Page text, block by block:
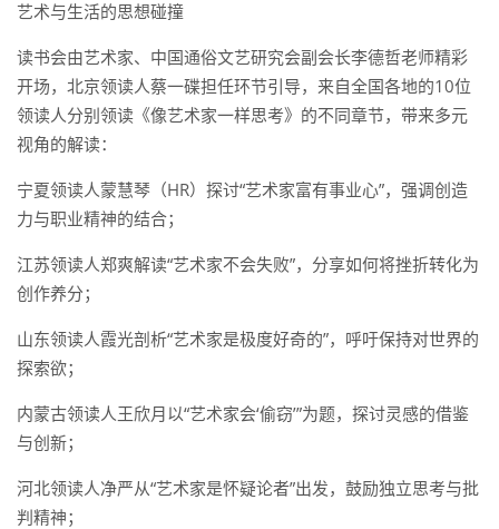
艺术与生活的思想碰撞
读书会由艺术家、中国通俗文艺研究会副会长李德哲老师精彩
开场，北京领读人蔡一碟担任环节引导，来自全国各地的10位
领读人分别领读《像艺术家一样思考》的不同章节，带来多元
视角的解读：
宁夏领读人蒙慧琴（HR）探讨“艺术家富有事业心”，强调创造
力与职业精神的结合；
江苏领读人郑爽解读“艺术家不会失败”，分享如何将挫折转化为
创作养分；
山东领读人霞光剖析“艺术家是极度好奇的”，呼吁保持对世界的
探索欲；
内蒙古领读人王欣月以“艺术家会‘偷窃’”为题，探讨灵感的借鉴
与创新；
河北领读人净严从“艺术家是怀疑论者”出发，鼓励独立思考与批
判精神；